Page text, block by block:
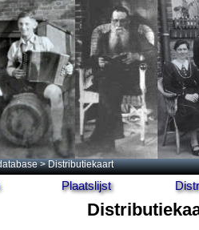
> Distributiekaart
Plaatslijst